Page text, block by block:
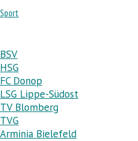
Sport
BSV
HSG
FC Donop
LSG Lippe-Südost
TV Blomberg
TVG
Arminia Bielefeld